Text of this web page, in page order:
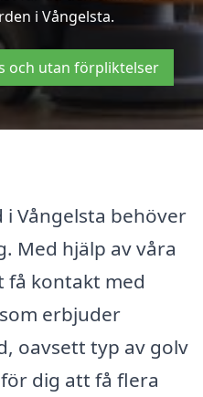
i Vångelsta.
och utan förpliktelser
Vångelsta behöver
Med hjälp av våra
få kontakt med
erbjuder
oavsett typ av golv
dig att få flera